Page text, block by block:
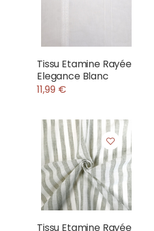
Tissu Etamine Rayée
Elegance Blanc
11,99 €
Tissu Etamine Rayée